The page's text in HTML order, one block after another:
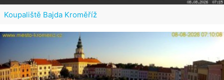
Koupaliště Bajda Kroměříž